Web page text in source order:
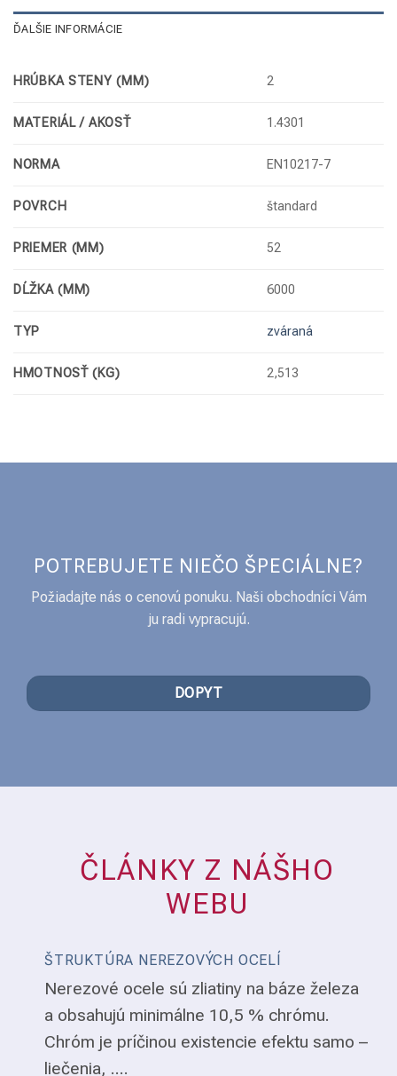
ĎALŠIE INFORMÁCIE
HRÚBKA STENY (MM) 2
MATERIÁL / AKOSŤ 1.4301
NORMA EN10217-7
POVRCH štandard
PRIEMER (MM) 52
DĹŽKA (MM) 6000
TYP zváraná
HMOTNOSŤ (KG) 2,513
POTREBUJETE NIEČO ŠPECIÁLNE?
Požiadajte nás o cenovú ponuku. Naši obchodníci Vám
ju radi vypracujú.
DOPYT
ČLÁNKY Z NÁŠHO
WEBU
ŠTRUKTÚRA NEREZOVÝCH OCELÍ
Nerezové ocele sú zliatiny na báze železa
a obsahujú minimálne 10,5 % chrómu.
Chróm je príčinou existencie efektu samo –
liečenia, ....